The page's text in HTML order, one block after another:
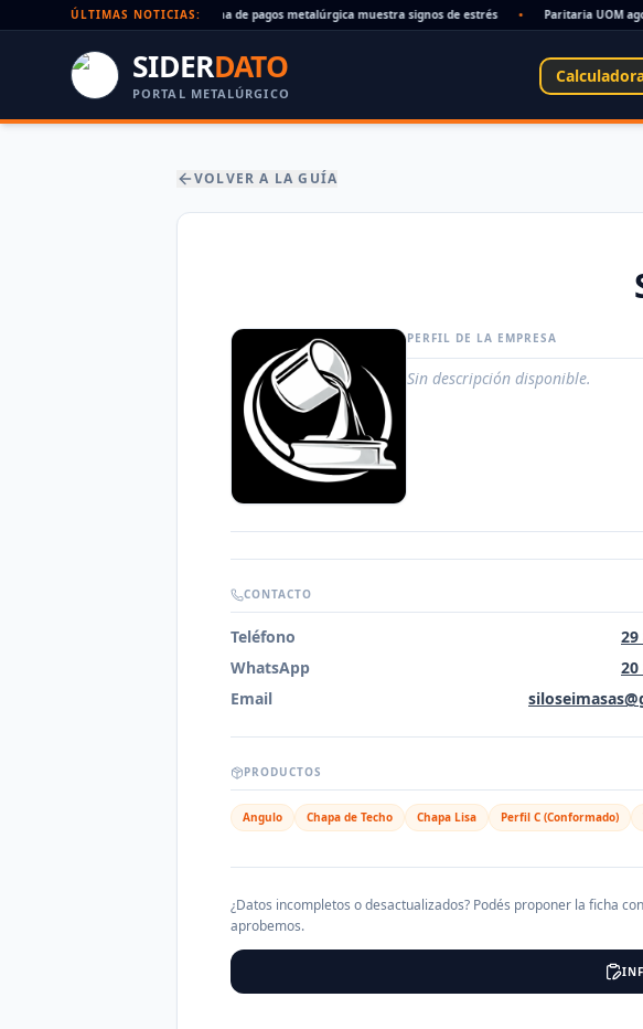
ÚLTIMAS NOTICIAS:
Cheques rechazados en alza: la cadena de pagos metalúrgica muestra signos de estrés Paritaria UOM
SIDERDATO
PORTAL METALÚRGICO
VOLVER A LA GUÍA
PERFIL DE LA EMPRESA
Sin descripción disponible.
CONTACTO
Teléfono
29
WhatsApp
20
Email
PRODUCTOS
Angulo Chapa de Techo Chapa Lisa Perfil C (Conformado)
¿Datos incompletos o desactualizados? Podés proponer la ficha
aprobemos.